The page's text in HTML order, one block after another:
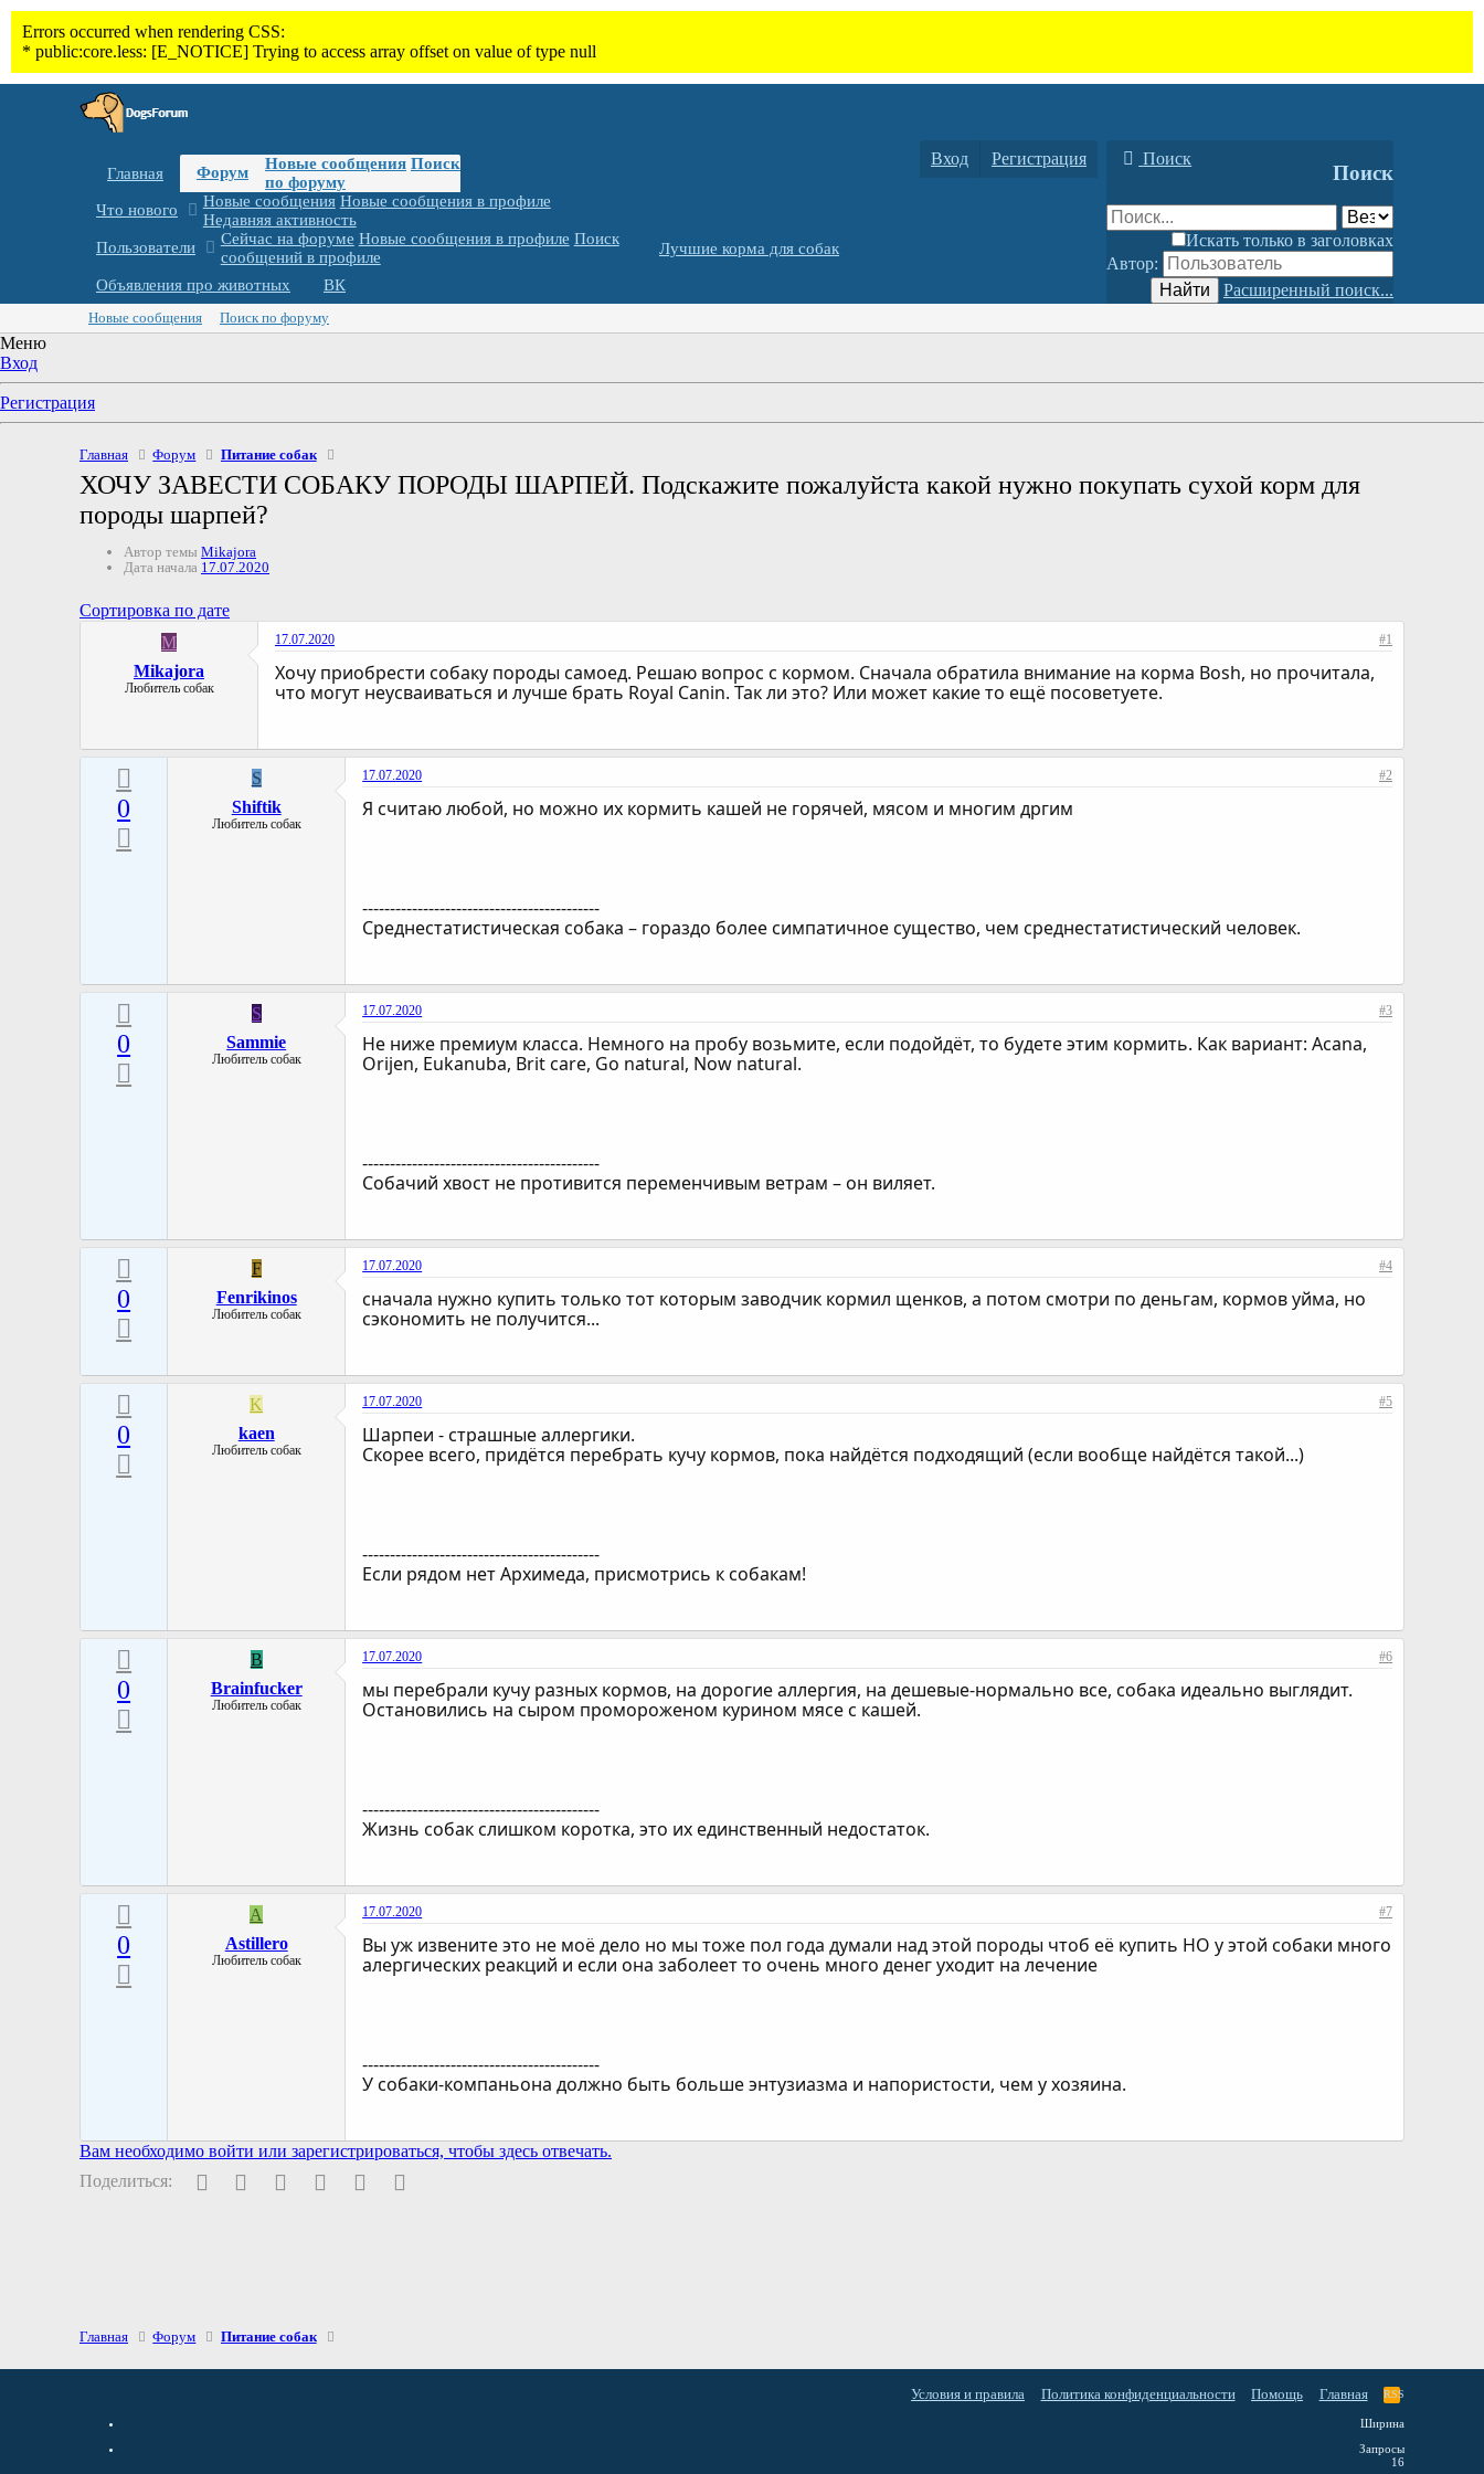
Главная Форум Новые сообщения Поиск
по форуму
Что нового
Новые сообщения Новые сообщения в профиле
Недавняя активность
Пользователи
Сейчас на форуме Новые сообщения в профиле Поиск
сообщений в профиле
Лучшие корма для собак
Объявления про животных ВК
Вход Регистрация Поиск
Поиск
Искать только в заголовках
Автор:
Найти
Расширенный поиск...
Новые сообщения Поиск по форуму
Меню
Вход
Регистрация
Главная Форум Питание собак
ХОЧУ ЗАВЕСТИ СОБАКУ ПОРОДЫ ШАРПЕЙ. Подскажите пожалуйста какой нужно покупать сухой корм для
породы шарпей?
Автор темы Mikajora
Дата начала 17.07.2020
Сортировка по дате
M
Mikajora
Любитель собак
17.07.2020 #1
Хочу приобрести собаку породы самоед. Решаю вопрос с кормом. Сначала обратила внимание на корма Bosh, но прочитала,
что могут неусваиваться и лучше брать Royal Canin. Так ли это? Или может какие то ещё посоветуете.
0
S
Shiftik
Любитель собак
17.07.2020 #2
Я считаю любой, но можно их кормить кашей не горячей, мясом и многим дргим
-------------------------------------------
Среднестатистическая собака – гораздо более симпатичное существо, чем среднестатистический человек.
0
S
Sammie
Любитель собак
17.07.2020 #3
Не ниже премиум класса. Немного на пробу возьмите, если подойдёт, то будете этим кормить. Как вариант: Acana,
Orijen, Eukanuba, Brit care, Go natural, Now natural.
-------------------------------------------
Собачий хвост не противится переменчивым ветрам – он виляет.
0
F
Fenrikinos
Любитель собак
17.07.2020 #4
сначала нужно купить только тот которым заводчик кормил щенков, а потом смотри по деньгам, кормов уйма, но
сэкономить не получится...
0
K
kaen
Любитель собак
17.07.2020 #5
Шарпеи - страшные аллергики.
Скорее всего, придётся перебрать кучу кормов, пока найдётся подходящий (если вообще найдётся такой...)
-------------------------------------------
Если рядом нет Архимеда, присмотрись к собакам!
0
B
Brainfucker
Любитель собак
17.07.2020 #6
мы перебрали кучу разных кормов, на дорогие аллергия, на дешевые-нормально все, собака идеально выглядит.
Остановились на сыром промороженом курином мясе с кашей.
-------------------------------------------
Жизнь собак слишком коротка, это их единственный недостаток.
0
A
Astillero
Любитель собак
17.07.2020 #7
Вы уж извените это не моё дело но мы тоже пол года думали над этой породы чтоб её купить НО у этой собаки много
алергических реакций и если она заболеет то очень много денег уходит на лечение
-------------------------------------------
У собаки-компаньона должно быть больше энтузиазма и напористости, чем у хозяина.
Вам необходимо войти или зарегистрироваться, чтобы здесь отвечать.
Поделиться:
Facebook
Twitter PinterestWhatsAppЭлектронная почта
Главная Форум Питание собак
Условия и правила Политика конфиденциальности Помощь Главная RSS
Ширина
Запросы
16